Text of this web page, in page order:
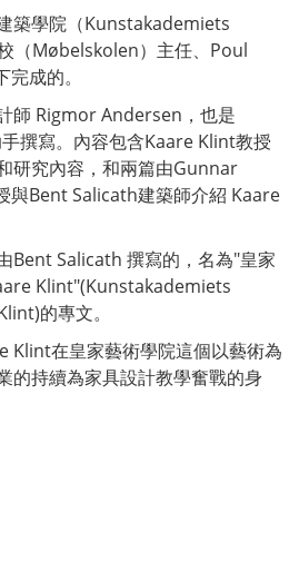
築學院（Kunstakademiets
（Møbelskolen）主任、Poul
成的。
師 Rigmor Andersen，也是
撰寫。內容包含Kaare Klint教授
研究內容，和兩篇由Gunnar
與Bent Salicath建築師介紹 Kaare
Bent Salicath 撰寫的，名為"皇家
Klint"(Kunstakademiets
的專文。
Klint在皇家藝術學院這個以藝術為
的持續為家具設計教學奮戰的身